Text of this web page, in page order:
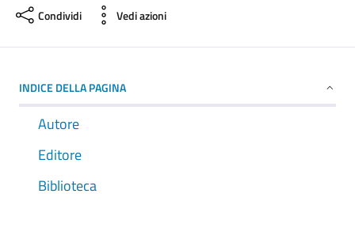
Condividi Vedi azioni
INDICE DELLA PAGINA
Autore
Editore
Biblioteca